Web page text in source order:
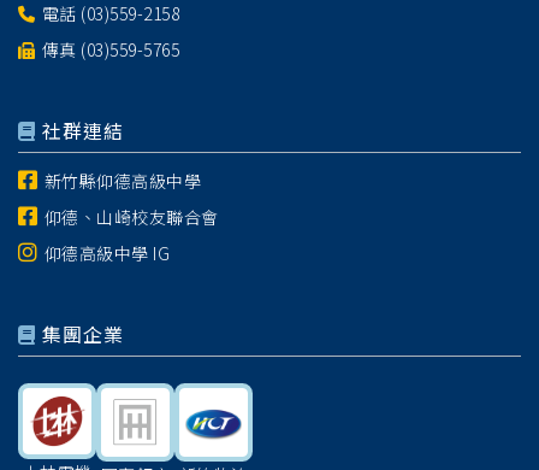
電話 (03)559-2158
傳真 (03)559-5765
社群連結
新竹縣仰德高級中學
仰德、山崎校友聯合會
仰德高級中學 IG
集團企業